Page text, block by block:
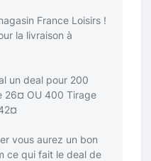
France Loisirs !
la livraison à
un deal pour 200
26¤ OU 400 Tirage
vous aurez un bon
ce qui fait le deal de